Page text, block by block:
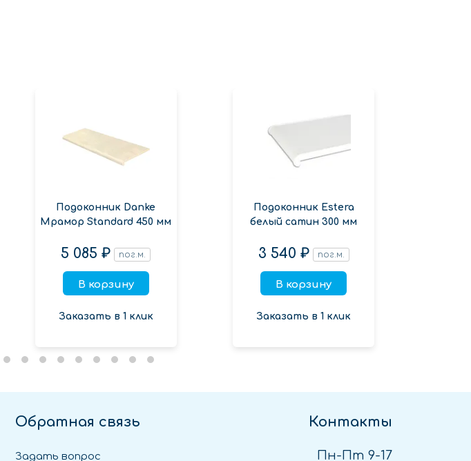
Подоконник Danke
Мрамор Standard 450 мм
5 085 ₽ пог.м.
В корзину
Заказать в 1 клик
Подоконник Estera
белый сатин 300 мм
3 540 ₽ пог.м.
В корзину
Заказать в 1 клик
Обратная связь
Задать вопрос
Контакты
Пн-Пт 9-17